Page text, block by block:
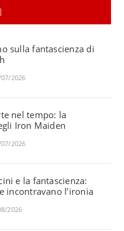
sulla fantascienza di
2026
nel tempo: la
Iron Maiden
2026
e la fantascienza:
incontravano l’ironia
2026